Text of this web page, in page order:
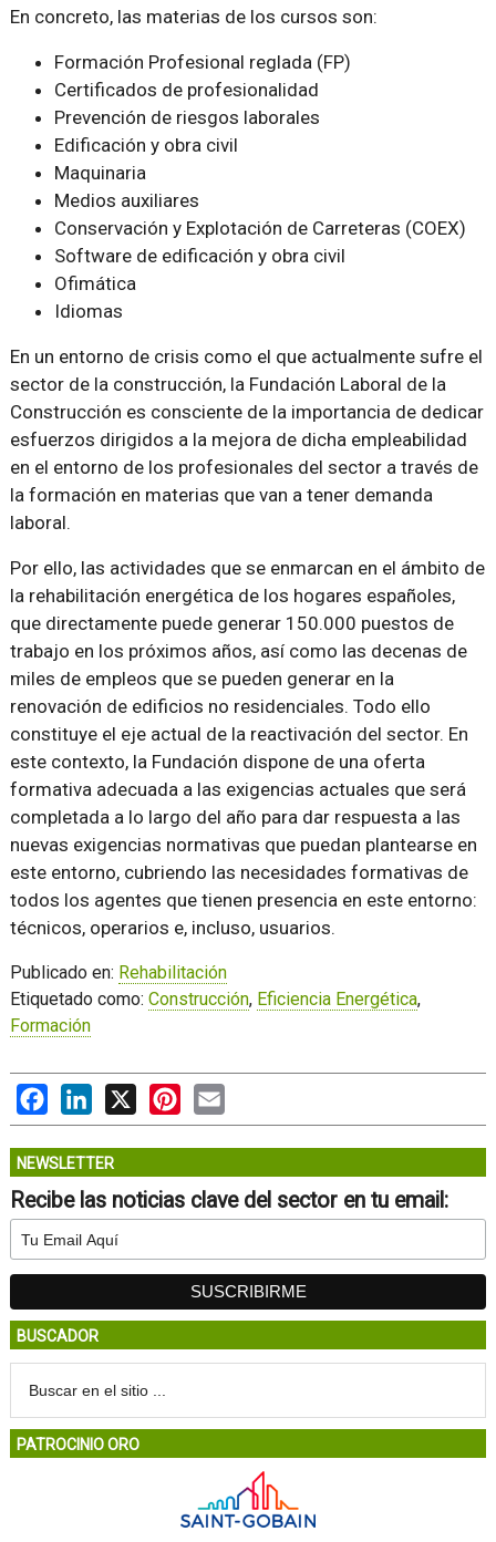
En concreto, las materias de los cursos son:
Formación Profesional reglada (FP)
Certificados de profesionalidad
Prevención de riesgos laborales
Edificación y obra civil
Maquinaria
Medios auxiliares
Conservación y Explotación de Carreteras (COEX)
Software de edificación y obra civil
Ofimática
Idiomas
En un entorno de crisis como el que actualmente sufre el
sector de la construcción, la Fundación Laboral de la
Construcción es consciente de la importancia de dedicar
esfuerzos dirigidos a la mejora de dicha empleabilidad
en el entorno de los profesionales del sector a través de
la formación en materias que van a tener demanda
laboral.
Por ello, las actividades que se enmarcan en el ámbito de
la rehabilitación energética de los hogares españoles,
que directamente puede generar 150.000 puestos de
trabajo en los próximos años, así como las decenas de
miles de empleos que se pueden generar en la
renovación de edificios no residenciales. Todo ello
constituye el eje actual de la reactivación del sector. En
este contexto, la Fundación dispone de una oferta
formativa adecuada a las exigencias actuales que será
completada a lo largo del año para dar respuesta a las
nuevas exigencias normativas que puedan plantearse en
este entorno, cubriendo las necesidades formativas de
todos los agentes que tienen presencia en este entorno:
técnicos, operarios e, incluso, usuarios.
Publicado en: Rehabilitación
Etiquetado como: Construcción, Eficiencia Energética,
Formación
FacebookLinkedIn
X PinterestEmail
NEWSLETTER
Recibe las noticias clave del sector en tu email:
BUSCADOR
PATROCINIO ORO